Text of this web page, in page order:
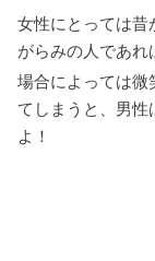
女性にとっては昔
がらみの人であれ
場合によっては微
てしまうと、男性
よ！